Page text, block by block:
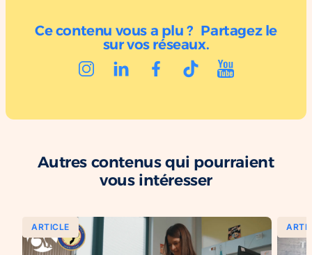
Ce contenu vous a plu ? Partagez le
sur vos réseaux.
Autres contenus qui pourraient
vous intéresser
ARTICLE